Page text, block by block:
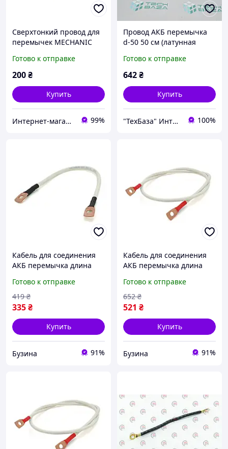
Сверхтонкий провод для
перемычек MECHANIC
Готово к отправке
200₴
Купить
Интернет-магазин "RADIOMIR" 99%
Провод АКБ перемычка
d-50 50 см (латунная
Готово к отправке
642₴
Купить
"ТехБаза" Интернет-магазин 100%
Кабель для соединения
АКБ перемычка длина
ПВ-3/КГНВ Одессакабель
16мм2 с клеммами М8
медь buzyna
Готово к отправке
335₴
419 ₴
Купить
Бузина 91%
Кабель для соединения
АКБ перемычка длина
ПВ-3/КГНВ Одессакабель
16мм2 с клеммами М8
медь buzyna
Готово к отправке
521 ₴
652 ₴
Купить
Бузина 91%